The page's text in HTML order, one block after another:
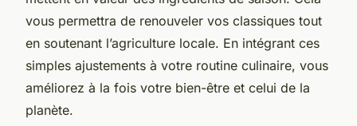
vous permettra de renouveler vos classiques tout
en soutenant l’agriculture locale. En intégrant ces
simples ajustements à votre routine culinaire, vous
améliorez à la fois votre bien-être et celui de la
planète.